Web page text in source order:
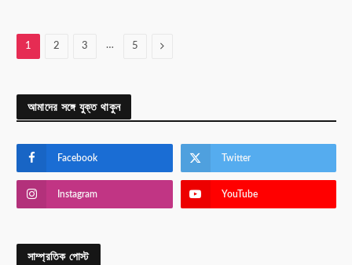
1 2 3 … 5 Next
আমাদের সঙ্গে যুক্ত থাকুন
Facebook Twitter
Instagram YouTube
সাম্প্রতিক পোস্ট